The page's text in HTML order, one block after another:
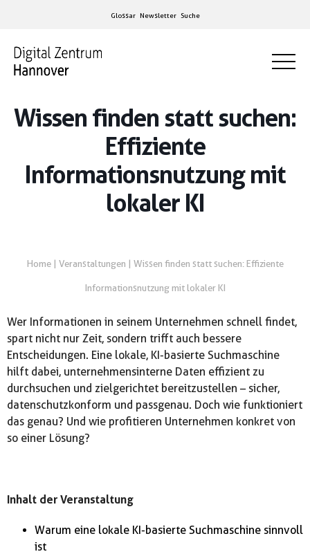
Glossar Newsletter Suche
Wissen finden statt suchen:
Effiziente
Informationsnutzung mit
lokaler KI
Home| Veranstaltungen | Wissen finden statt suchen: Effiziente
Informationsnutzung mit lokaler KI
Wer Informationen in seinem Unternehmen schnell findet,
spart nicht nur Zeit, sondern trifft auch bessere
Entscheidungen. Eine lokale, KI-basierte Suchmaschine
hilft dabei, unternehmensinterne Daten effizient zu
durchsuchen und zielgerichtet bereitzustellen – sicher,
datenschutzkonform und passgenau. Doch wie funktioniert
das genau? Und wie profitieren Unternehmen konkret von
so einer Lösung?
Inhalt der Veranstaltung
Warum eine lokale KI-basierte Suchmaschine sinnvoll
ist